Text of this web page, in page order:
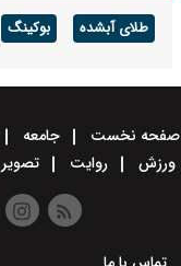
طلای آبشده بوکینگ
صفحه نخست جامعه
ورزش
روایت تصویر